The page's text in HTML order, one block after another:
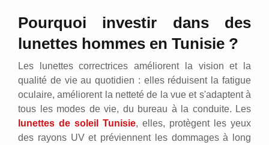
Pourquoi investir dans des
lunettes hommes en Tunisie ?
Les lunettes correctrices améliorent la vision et la
qualité de vie au quotidien : elles réduisent la fatigue
oculaire, améliorent la netteté de la vue et s'adaptent à
tous les modes de vie, du bureau à la conduite. Les
lunettes de soleil Tunisie, elles, protègent les yeux
des rayons UV et préviennent les dommages à long